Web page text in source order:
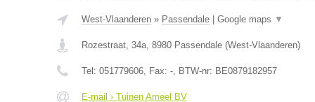
West-Vlaanderen» Passendale| Google maps ▼
Rozestraat, 34a, 8980 Passendale(West-Vlaanderen)
Tel: 051779606, Fax: -, BTW-nr: BE0879182957
E-mail › Tuinen Ameel BV